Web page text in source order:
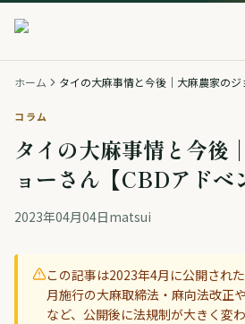
ホーム
コラム
タイの大麻事情と今後
ョーさん【CBDアドベ
2023年04月04日matsui
この記事は2023年4月 に公開され
月施行の大麻取締法・麻向法改正
など、公開後に法規制が大きく変